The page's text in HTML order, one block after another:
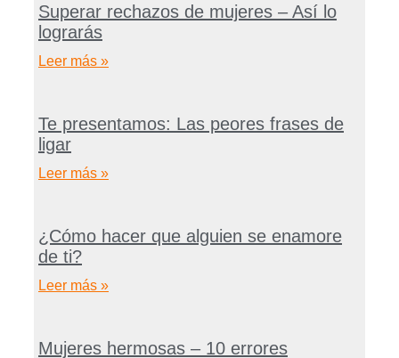
Superar rechazos de mujeres – Así lo
lograrás
Leer más »
Te presentamos: Las peores frases de
ligar
Leer más »
¿Cómo hacer que alguien se enamore
de ti?
Leer más »
Mujeres hermosas – 10 errores